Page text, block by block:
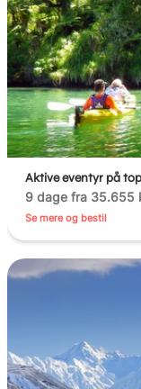
Aktive eventyr på
9 dage fra 35.655
Se mere og bestil